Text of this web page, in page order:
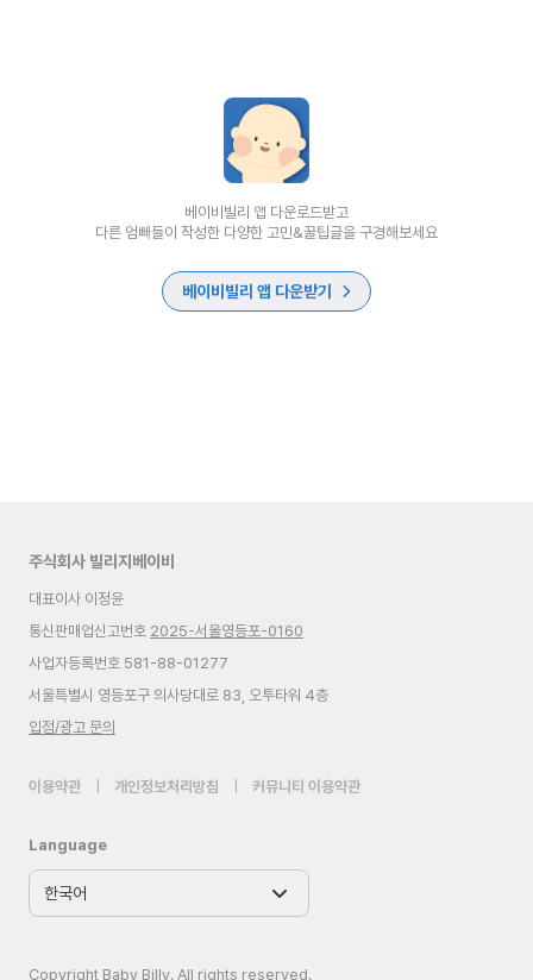
베이비빌리 앱 다운로드받고
다른 엄빠들이 작성한 다양한 고민&꿀팁글을 구경해보세요
베이비빌리 앱 다운받기
주식회사 빌리지베이비
대표이사 이정윤
통신판매업신고번호 2025-서울영등포-0160
사업자등록번호 581-88-01277
서울특별시 영등포구 의사당대로 83, 오투타워 4층
입점/광고 문의
이용약관 개인정보처리방침 커뮤니티 이용약관
Language
Copyright Baby Billy. All rights reserved.